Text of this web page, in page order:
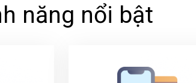
năng nổi bật